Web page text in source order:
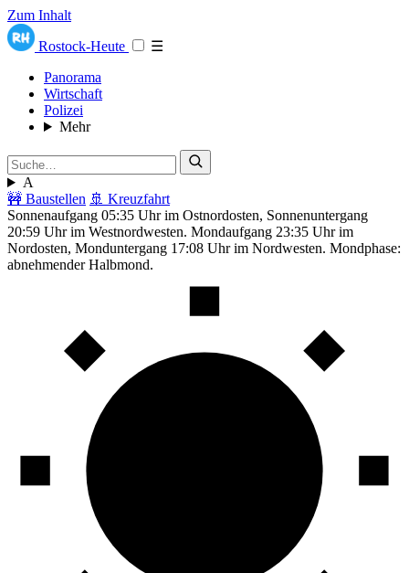
Zum Inhalt
Rostock-Heute
☰
Panorama
Wirtschaft
Polizei
Mehr
A
🚧 Baustellen 🚢 Kreuzfahrt
Sonnenaufgang 05:35 Uhr im Ostnordosten, Sonnenuntergang
20:59 Uhr im Westnordwesten. Mondaufgang 23:35 Uhr im
Nordosten, Monduntergang 17:08 Uhr im Nordwesten. Mondphase:
abnehmender Halbmond.